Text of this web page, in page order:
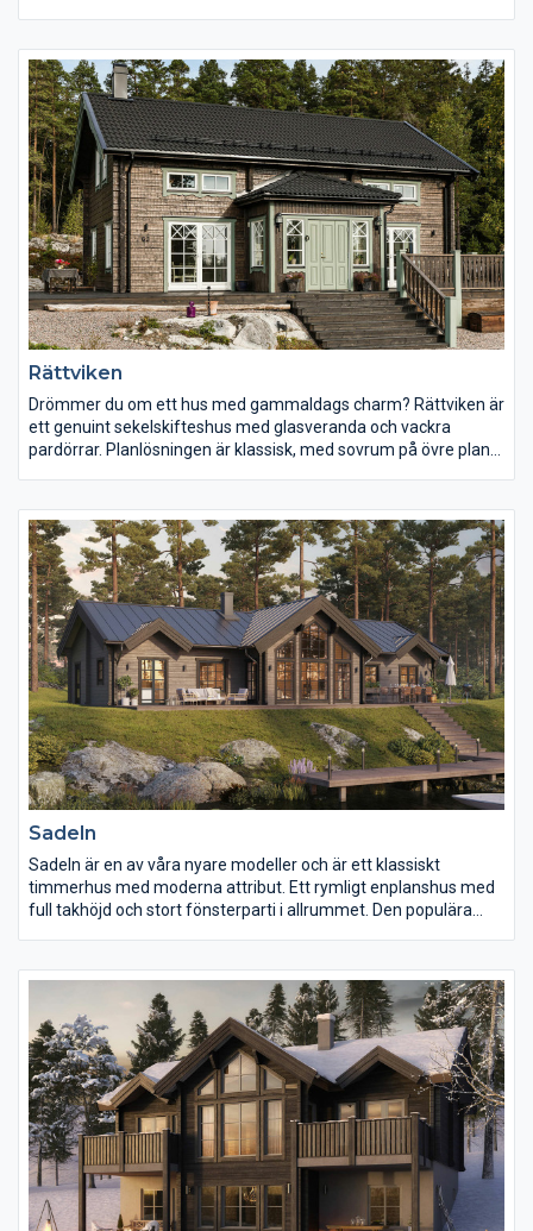
Rättviken
Drömmer du om ett hus med gammaldags charm? Rättviken är
ett genuint sekelskifteshus med glasveranda och vackra
pardörrar. Planlösningen är klassisk, med sovrum på övre plan
förening.
Sadeln
Sadeln är en av våra nyare modeller och är ett klassiskt
timmerhus med moderna attribut. Ett rymligt enplanshus med
full takhöjd och stort fönsterparti i allrummet. Den populära
dusch samt ett större som rymmer en bastu.